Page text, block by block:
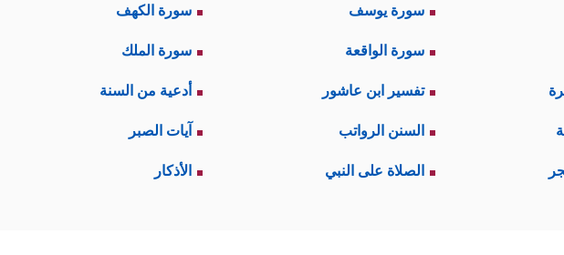
سورة يوسف سورة الكهف
سورة الواقعة سورة الملك
تفسير ابن عاشور أدعية من السنة
السنن الرواتب آيات الصبر
الصلاة على النبي الأذكار